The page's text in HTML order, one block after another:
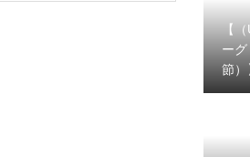
【
ー
節）